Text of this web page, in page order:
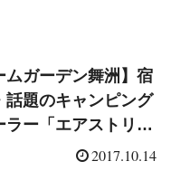
ムガーデン舞洲】宿
話題のキャンピング
ラー「エアストリー
泊まってきました！
2017.10.14